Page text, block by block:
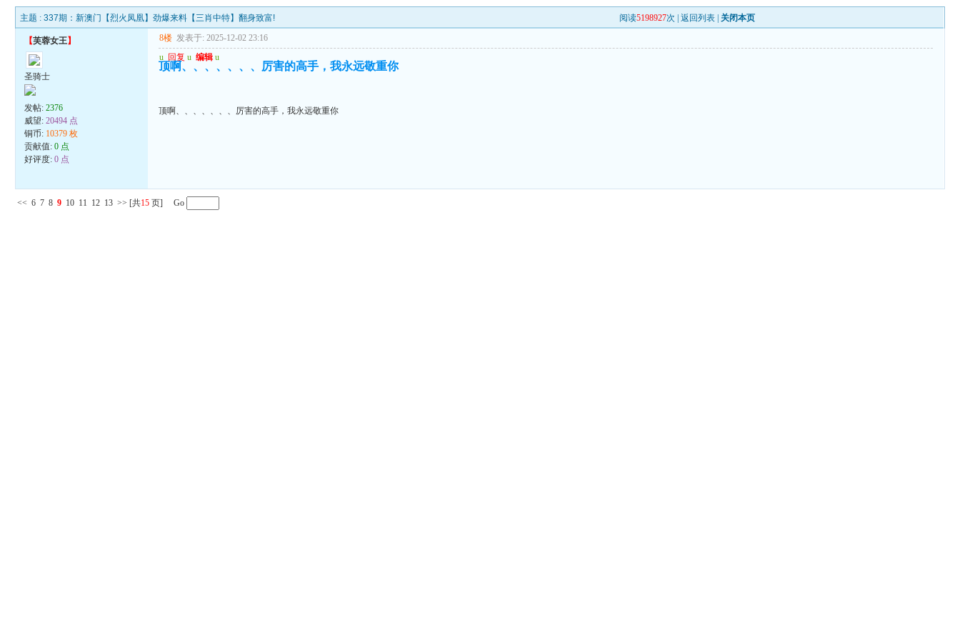
主题 :337期：新澳门【烈火凤凰】劲爆来料【三肖中特】翻身致富! 阅读5198927次 |返回列表 关闭本页
【芙蓉女王】
圣骑士
发帖:2376
威望:20494 点
铜币: 10379 枚
贡献值:0 点
好评度:0 点
8楼 发表于: 2025-12-02 23:16
u 回复 u 编辑 u
顶啊、、、、、、、厉害的高手，我永远敬重你
顶啊、、、、、、、厉害的高手，我永远敬重你
<< 6 7 8 9 10 11 12 13 >> [共15 页] Go